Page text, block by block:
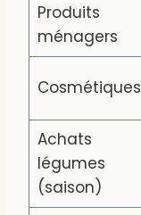
Produits
ménagers
Cosmétiques
Achats
légumes
(saison)